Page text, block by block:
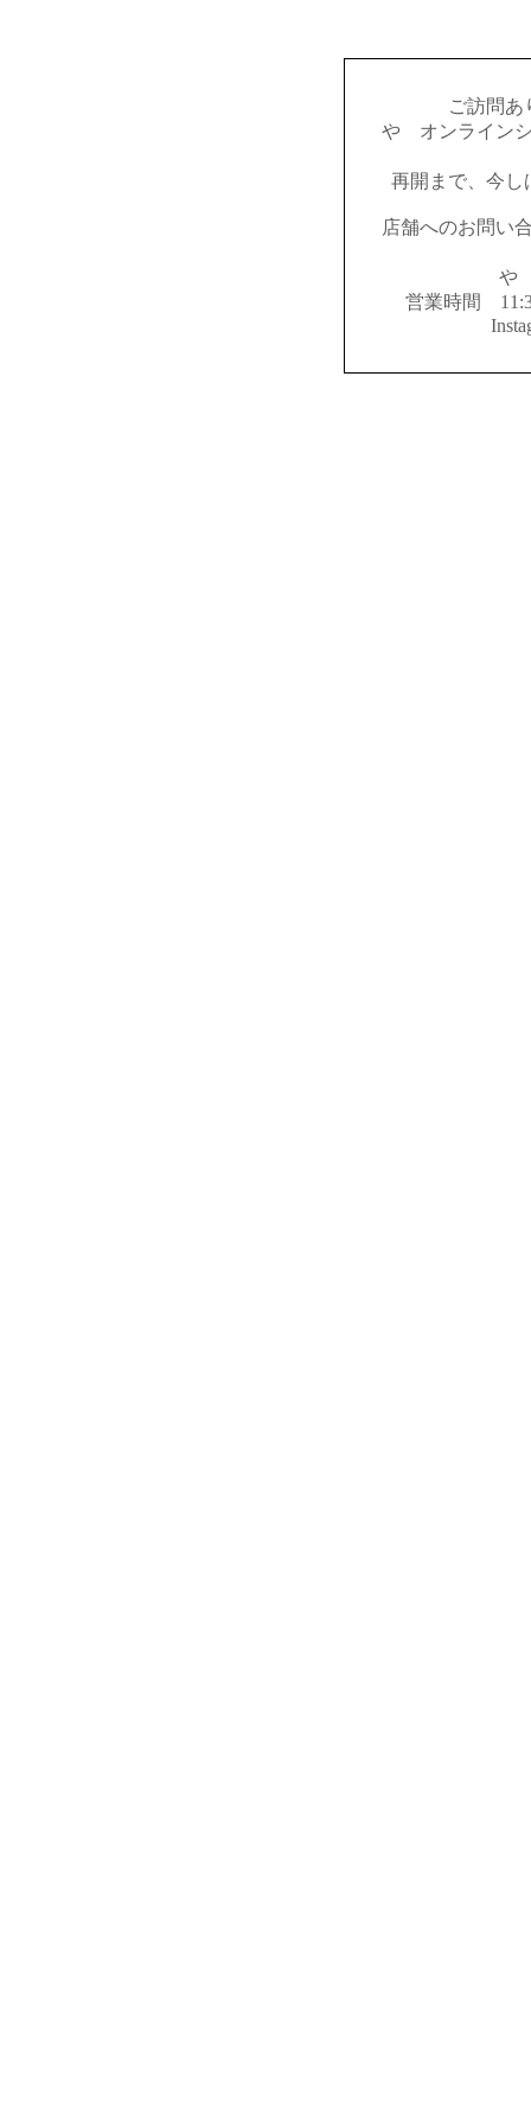
ご訪問あ
やゝオンライン
再開まで、今し
店舗へのお問い
や
営業時間